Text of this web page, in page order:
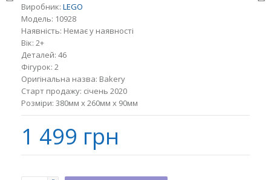
Виробник: LEGO
Модель: 10928
Наявність: Немає у наявності
Вік: 2+
Деталей: 46
Фігурок: 2
Оригінальна назва: Bakery
Старт продажу: січень 2020
Розміри: 380мм x 260мм x 90мм
1 499 грн